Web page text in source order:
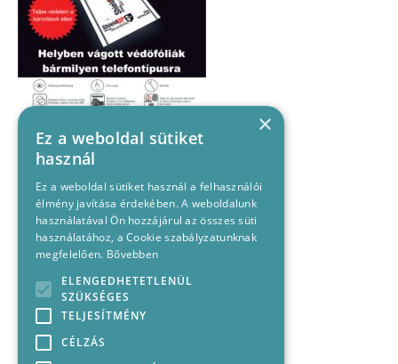
×
Ez a weboldal sütiket
használ
Ez a weboldal sütiket használ a felhasználói
élmény javítása érdekében. A weboldalunk
használatával Ön hozzájárul az összes süti
használatához, a Cookie szabályzatunknak
megfelelően. Bővebben
ELENGEDHETETLENÜL
SZÜKSÉGES
TELJESÍTMÉNY
CÉLZÁS